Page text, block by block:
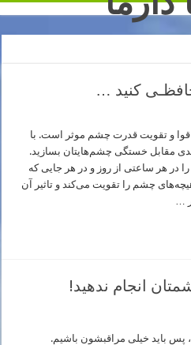
کنید …
و تقویت قدرت چشم موثر است. با
مقابل خستگی چشم‌هایتان بسازید.
در هر ساعتی از روز و در هر جایی که
چشم را تقویت می‌کند و تاثیر آن
…
انجام ندهید!
باید خیلی مراقبشون باشیم.